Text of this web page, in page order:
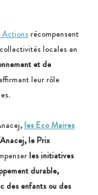
Actions récompensent
locales en
et de
leur rôle
les Eco Maires
le Prix
les initiatives
durable,
des enfants ou des